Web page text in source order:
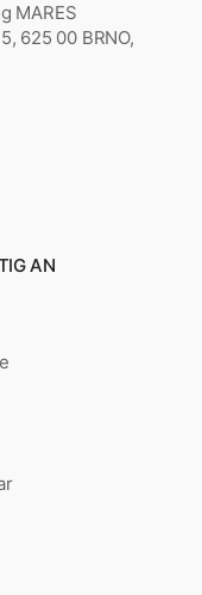
MARES
625 00 BRNO,
AN